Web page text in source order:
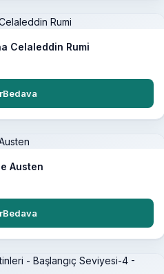
Celaleddin Rumi
Austen